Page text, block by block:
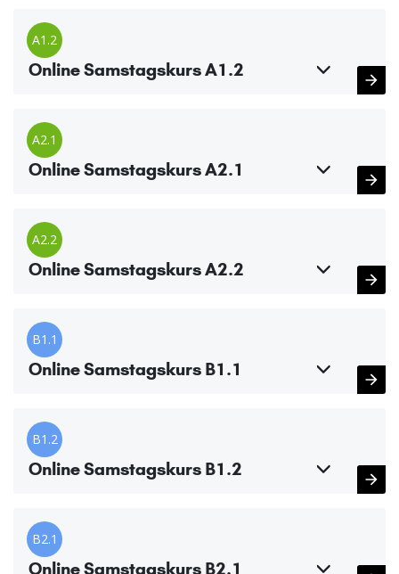
A1.2
Online Samstagskurs A1.2
A2.1
Online Samstagskurs A2.1
A2.2
Online Samstagskurs A2.2
B1.1
Online Samstagskurs B1.1
B1.2
Online Samstagskurs B1.2
B2.1
Online Samstagskurs B2.1